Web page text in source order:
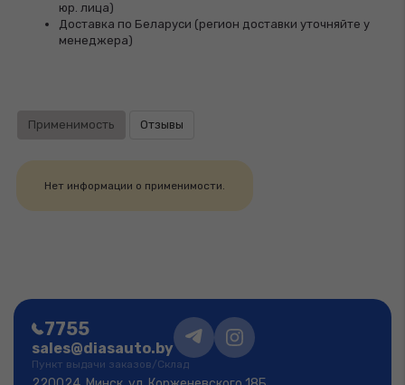
юр. лица)
Доставка по Беларуси (регион доставки уточняйте у
менеджера)
Применимость Отзывы
Нет информации о применимости.
7755
sales@diasauto.by
Пункт выдачи заказов/Склад